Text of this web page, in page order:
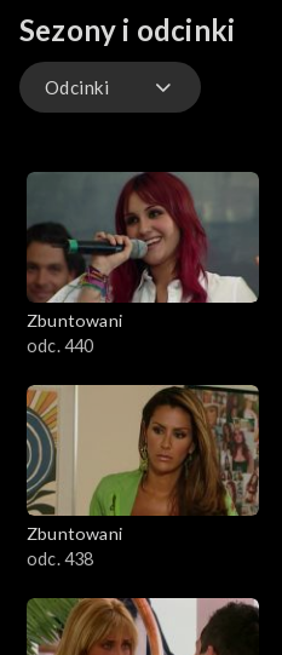
Sezony i odcinki
Odcinki
Zbuntowani
odc. 440
Zbuntowani
odc. 438